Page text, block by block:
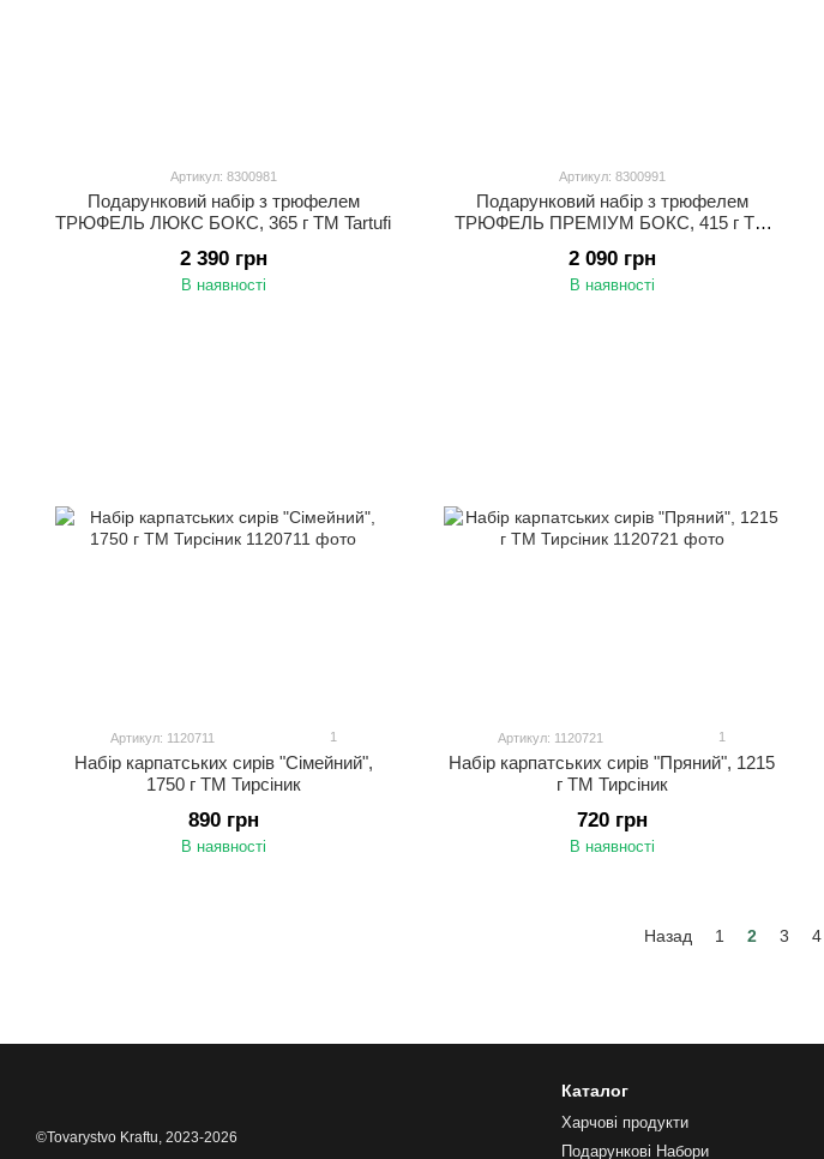
Артикул: 8300981
Подарунковий набір з трюфелем
ТРЮФЕЛЬ ЛЮКС БОКС, 365 г ТМ Tartufi
2 390 грн
В наявності
Артикул: 8300991
Подарунковий набір з трюфелем
ТРЮФЕЛЬ ПРЕМІУМ БОКС, 415 г ТМ
2 090 грн
В наявності
Артикул: 1120711 1
Набір карпатських сирів "Сімейний",
1750 г ТМ Тирсіник
890 грн
В наявності
Артикул: 1120721 1
Набір карпатських сирів "Пряний", 1215
г ТМ Тирсіник
720 грн
В наявності
Назад 1 2 3 4
©Tovarystvo Kraftu, 2023-2026
Каталог
Харчові продукти
Подарункові Набори